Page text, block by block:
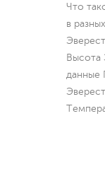
Что
в
Высота
данные